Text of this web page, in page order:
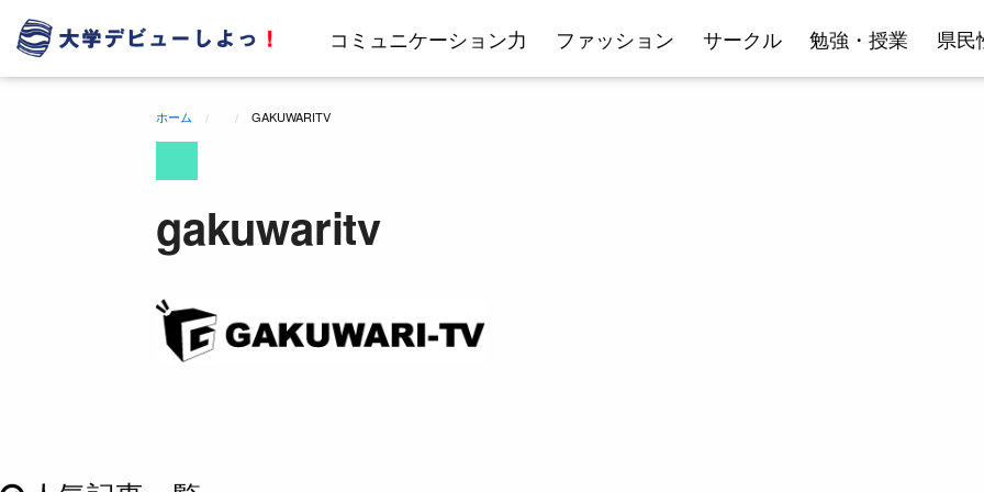
ン
コミュニケーション力 ファッション サークル 勉強・授業 県民
ホーム GAKUWARITV
gakuwaritv